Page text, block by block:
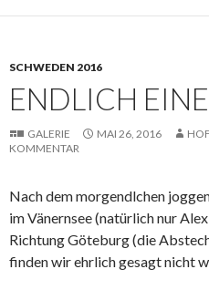
SCHWEDEN 2016
ENDLICH
GALERIE MAI 26, 2016
KOMMENTAR
Nach dem morgendlchen
im Vänernsee (natürlich nur
Richtung Göteburg (die
finden wir ehrlich gesagt nicht